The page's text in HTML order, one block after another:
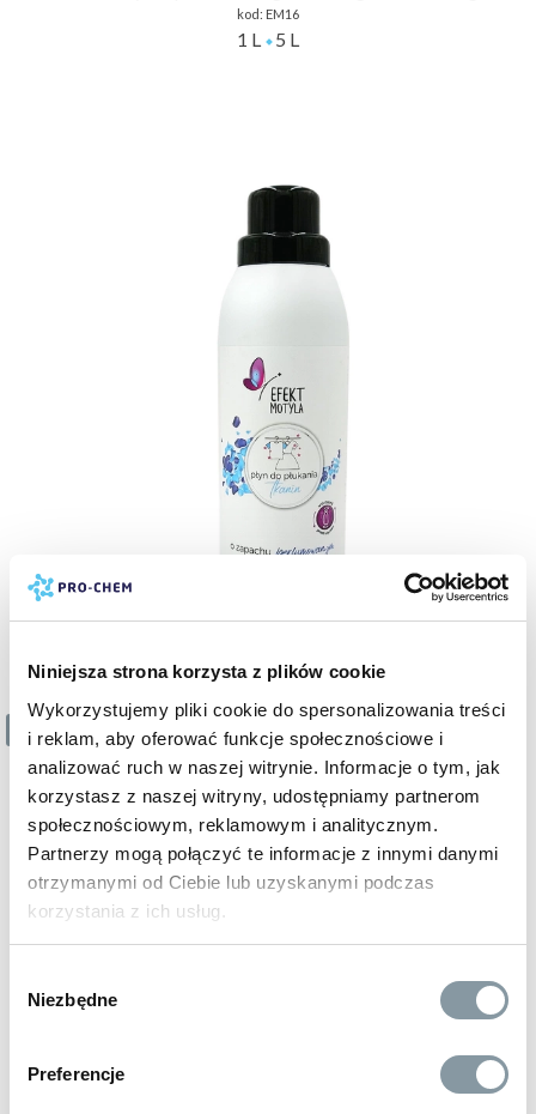
Niniejsza strona korzysta z plików cookie
Wykorzystujemy pliki cookie do spersonalizowania treści
i reklam, aby oferować funkcje społecznościowe i
analizować ruch w naszej witrynie. Informacje o tym, jak
korzystasz z naszej witryny, udostępniamy partnerom
społecznościowym, reklamowym i analitycznym.
Partnerzy mogą połączyć te informacje z innymi danymi
otrzymanymi od Ciebie lub uzyskanymi podczas
korzystania z ich usług.
zgody
Niezbędne
Preferencje
kod: EM16
1 L 5 L
26 zł brutto
PŁYN DO PŁUKANIA TKANIN - PERFUMOWANY
zmiękcza tkaniny, ułatwia prasowanie i pozostawia
przyjemny zapach
1 L 5 L
1 z 11